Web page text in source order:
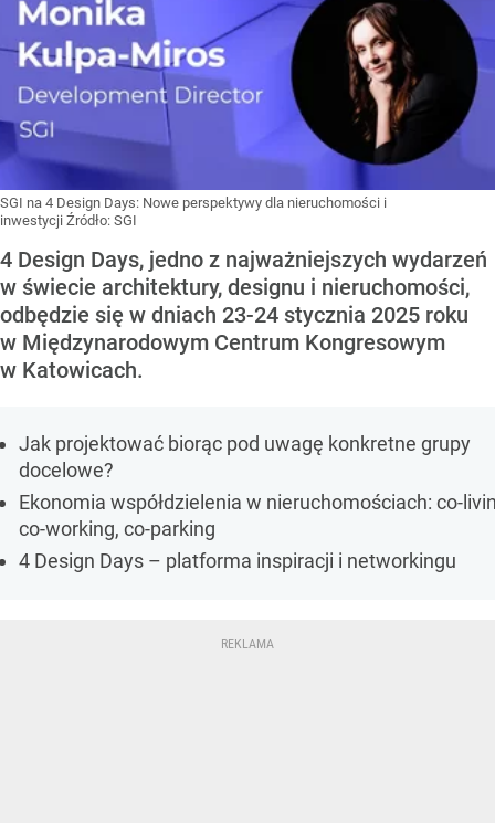
SGI na 4 Design Days: Nowe perspektywy dla nieruchomości i
inwestycji Źródło: SGI
4 Design Days, jedno z najważniejszych wydarzeń
w świecie architektury, designu i nieruchomości,
odbędzie się w dniach 23-24 stycznia 2025 roku
w Międzynarodowym Centrum Kongresowym
w Katowicach.
Jak projektować biorąc pod uwagę konkretne grupy
docelowe?
Ekonomia współdzielenia w nieruchomościach: co-
co-working, co-parking
4 Design Days – platforma inspiracji i networkingu